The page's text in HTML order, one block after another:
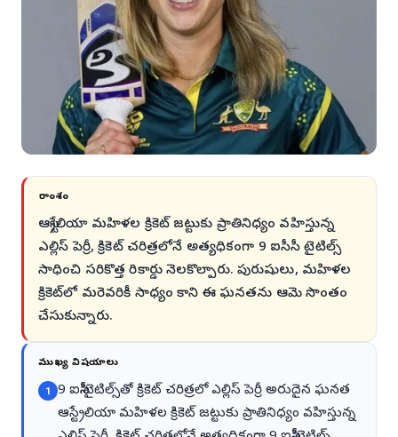
సారాంశం
ఆస్ట్రేలియా మహిళల క్రికెట్ జట్టుకు ప్రాతినిధ్యం వహిస్తున్న
ఎల్లిస్ పెర్రీ, క్రికెట్ చరిత్రలోనే అత్యధికంగా 9 ఐసీసీ టైటిల్స్
సాధించి సరికొత్త రికార్డు నెలకొల్పారు. పురుషులు, మహిళల
క్రికెట్‌లో మరెవరికీ సాధ్యం కాని ఈ ఘనతను ఆమె సొంతం
చేసుకున్నారు.
ముఖ్య విషయాలు
1
9 ఐసీసీ టైటిల్స్‌తో క్రికెట్ చరిత్రలో ఎల్లిస్ పెర్రీ అరుదైన ఘనత
ఆస్ట్రేలియా మహిళల క్రికెట్ జట్టుకు ప్రాతినిధ్యం వహిస్తున్న